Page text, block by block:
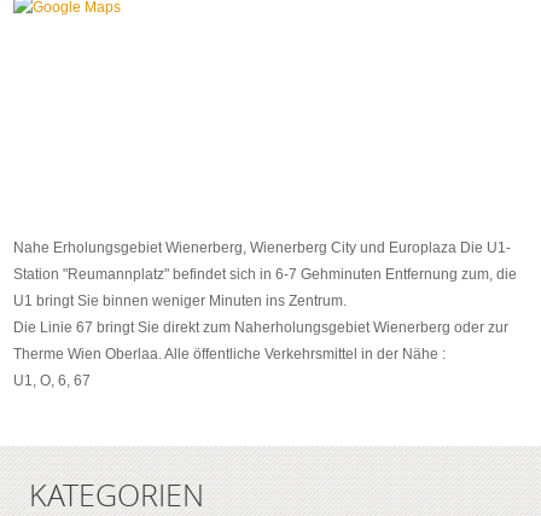
Nahe Erholungsgebiet Wienerberg, Wienerberg City und Europlaza Die U1-
Station "Reumannplatz" befindet sich in 6-7 Gehminuten Entfernung zum, die
U1 bringt Sie binnen weniger Minuten ins Zentrum.
Die Linie 67 bringt Sie direkt zum Naherholungsgebiet Wienerberg oder zur
Therme Wien Oberlaa. Alle öffentliche Verkehrsmittel in der Nähe :
U1, O, 6, 67
KATEGORIEN